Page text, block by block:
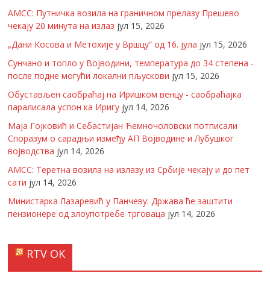
АМСС: Путничка возила на граничном прелазу Прешево
чекају 20 минута на излаз јул 15, 2026
„Дани Косова и Метохије у Вршцу“ од 16. јула јул 15, 2026
Сунчано и топло у Војводини, температура до 34 степена -
после подне могући локални пљускови јул 15, 2026
Обустављен саобраћај на Иришком венцу - саобраћајка
паралисала успон ка Иригу јул 14, 2026
Маја Гојковић и Себастијан Ћемночоловски потписали
Споразум о сарадњи између АП Војводине и Лубушког
војводства јул 14, 2026
АМСС: Теретна возила на излазу из Србије чекају и до пет
сати јул 14, 2026
Министарка Лазаревић у Панчеву: Држава ће заштити
пензионере од злоупотребе трговаца јул 14, 2026
RTV OK